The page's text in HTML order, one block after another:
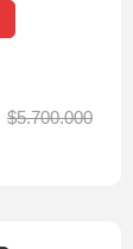
$5.700.000